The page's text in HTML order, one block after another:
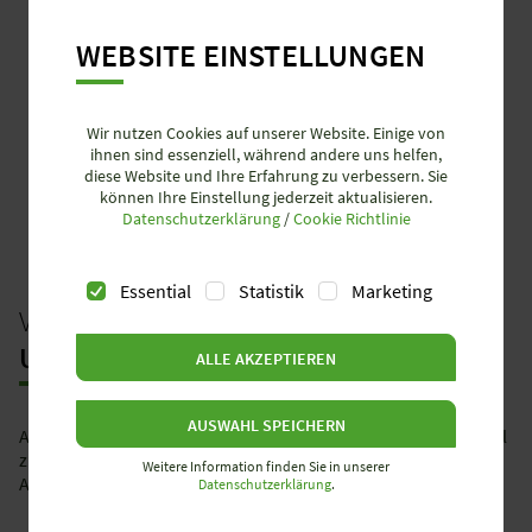
VERFÜGBARKEIT DER WIELAND
UND STECKDOSEN
Als Hersteller arbeiten wir ausschließlich mit dem Fachhandel
zusammen. Gerne vermitteln wir Ihnen den passenden
Ansprechpartner auf Anfrage.
WEBSITE EINSTELLUNGEN
Wir nutzen Cookies auf unserer Website. Einige von
ihnen sind essenziell, während andere uns helfen,
diese Website und Ihre Erfahrung zu verbessern. Sie
können Ihre Einstellung jederzeit aktualisieren.
Datenschutzerklärung/Cookie Richtlinie
Essential Statistik Marketing
ALLE AKZEPTIEREN
AUSWAHL SPEICHERN
Weitere Information finden Sie in unserer
Datenschutzerklärung.